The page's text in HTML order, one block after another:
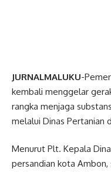
JURNALMALUKU-
kembali menggelar
rangka menjaga
melalui Dinas Pertanian
Menurut Plt. Kepala
persandian kota Ambon,